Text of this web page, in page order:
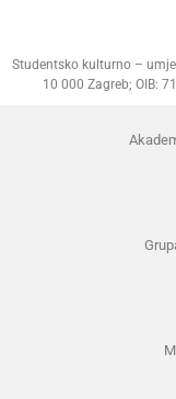
Studentsko kulturno –
10 000 Zagreb; OIB: